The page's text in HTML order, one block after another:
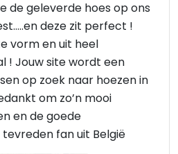
de geleverde hoes op ons
deze zit perfect !
vorm en uit heel
! Jouw site wordt een
op zoek naar hoezen in
om zo’n mooi
en de goede
fan uit België